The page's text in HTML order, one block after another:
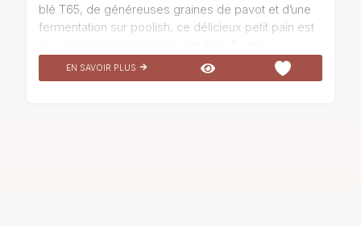
blé T65, de généreuses graines de pavot et d’une
fermentation sur poolish, ce délicieux petit pain est
moelleuse et légère, associée à la saveur subtile
des graines de pavot, offre une expérience
EN SAVOIR PLUS